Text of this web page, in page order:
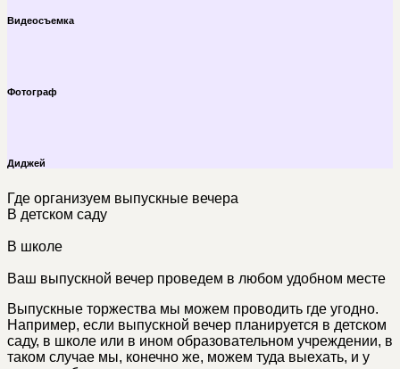
Видеосъемка
Фотограф
Диджей
Где организуем выпускные вечера
В детском саду
В школе
Ваш выпускной вечер проведем в любом удобном месте
Выпускные торжества мы можем проводить где угодно.
Например, если выпускной вечер планируется в детском
саду, в школе или в ином образовательном учреждении, в
таком случае мы, конечно же, можем туда выехать, и у